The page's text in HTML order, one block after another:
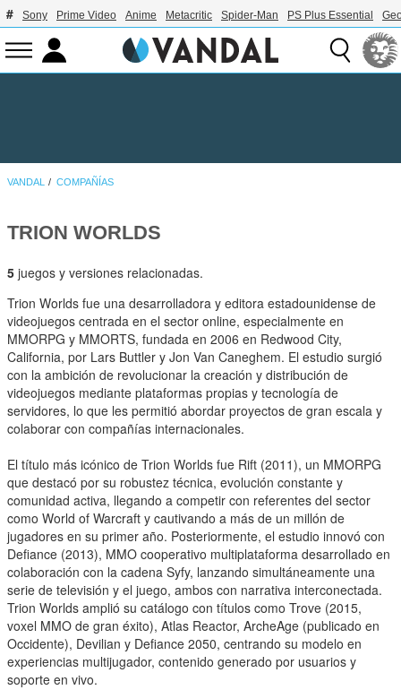
Sony Prime Video Anime Metacritic Spider-Man PS Plus Essential
VANDAL COMPAÑÍAS
TRION WORLDS
5 juegos y versiones relacionadas.
Trion Worlds fue una desarrolladora y editora estadounidense de
videojuegos centrada en el sector online, especialmente en
MMORPG y MMORTS, fundada en 2006 en Redwood City,
California, por Lars Buttler y Jon Van Caneghem. El estudio surgió
con la ambición de revolucionar la creación y distribución de
videojuegos mediante plataformas propias y tecnología de
servidores, lo que les permitió abordar proyectos de gran escala y
colaborar con compañías internacionales.
El título más icónico de Trion Worlds fue Rift (2011), un MMORPG
que destacó por su robustez técnica, evolución constante y
comunidad activa, llegando a competir con referentes del sector
como World of Warcraft y cautivando a más de un millón de
jugadores en su primer año. Posteriormente, el estudio innovó con
Defiance (2013), MMO cooperativo multiplataforma desarrollado en
colaboración con la cadena Syfy, lanzando simultáneamente una
serie de televisión y el juego, ambos con narrativa interconectada.
Trion Worlds amplió su catálogo con títulos como Trove (2015,
voxel MMO de gran éxito), Atlas Reactor, ArcheAge (publicado en
Occidente), Devilian y Defiance 2050, centrando su modelo en
experiencias multijugador, contenido generado por usuarios y
soporte en vivo.